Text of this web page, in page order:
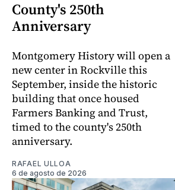
County's 250th
Anniversary
Montgomery History will open a
new center in Rockville this
September, inside the historic
building that once housed
Farmers Banking and Trust,
timed to the county's 250th
anniversary.
RAFAEL ULLOA
6 de agosto de 2026